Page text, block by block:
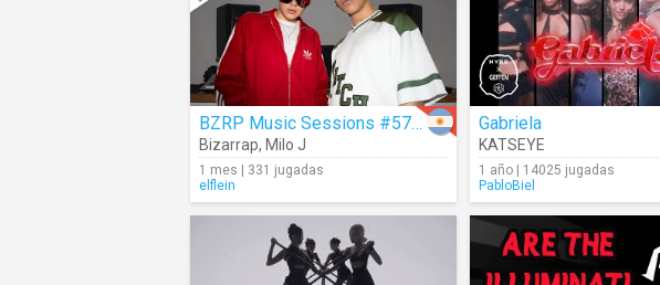
BZRP Music Sessions #57/66
Bizarrap, Milo J
1 mes | 331 jugadas
elflein
Gabriela
KATSEYE
1 año | 14025 jugadas
PabloBiel